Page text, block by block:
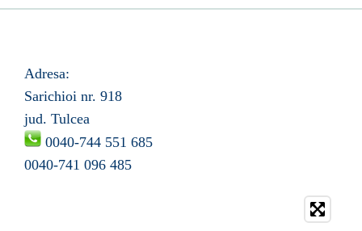
Adresa:
Sarichioi nr. 918
jud. Tulcea
0040-744 551 685
0040-741 096 485